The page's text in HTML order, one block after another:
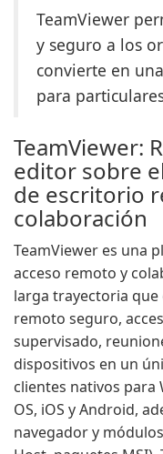
TeamViewer
y seguro a los
convierte en
para
TeamViewer:
editor sobre
de escritorio
colaboración
TeamViewer es una
acceso remoto y
larga trayectoria
remoto seguro,
supervisado,
dispositivos en un
clientes nativos para
OS, iOS y Android,
navegador y